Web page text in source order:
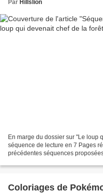
Par Hillslion
En marge du dossier sur "Le loup
séquence de lecture en 7 Pages
précédentes séquences
Coloriages de